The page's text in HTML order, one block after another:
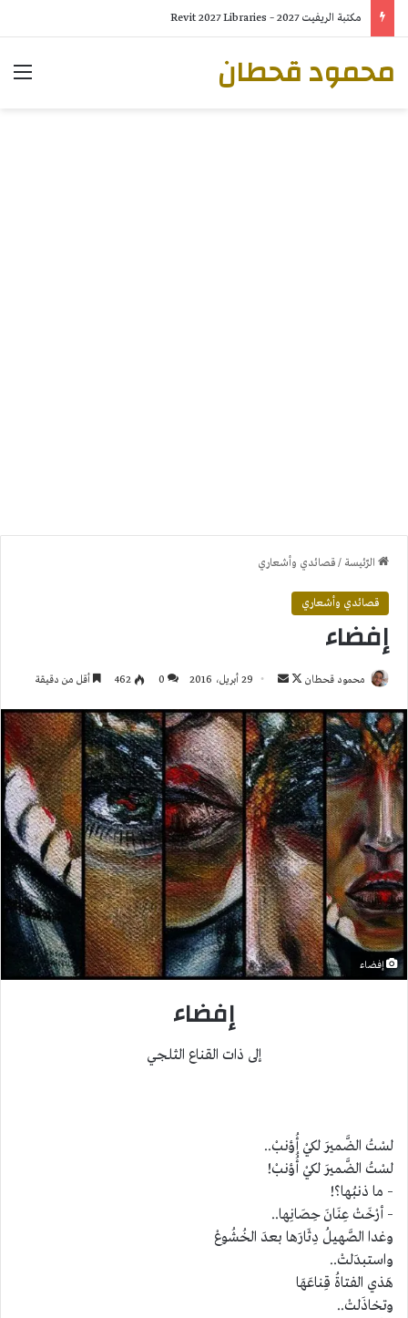
مكتبة الريفيت 2027 – Revit 2027 Libraries
محمود قحطان
الرّئيسة /قصائدي وأشعاري
قصائدي وأشعاري
إفضاء
محمود قحطان
تابع
X
أرسل
إلكترونيا
29 أبريل، 2016 0
462 أقل من دقيقة
إفضاء
إفضاء
إلى ذات القناع الثلجي
لسْتُ الضَّميرَ لكيْ أُؤنبْ..
لسْتُ الضَّميرَ لكيْ أُُؤنبْ!
– ما ذنبُها؟!
– أرْخَتْ عِنَانَ حِصَانِها..
وغدا الصَّهيلُ دِثَارَها بعدَ الخُشُوعْ
واستبدَلتْ..
هَذي الفتاةُ قِناعَهَا
وتخاذَلتْ..